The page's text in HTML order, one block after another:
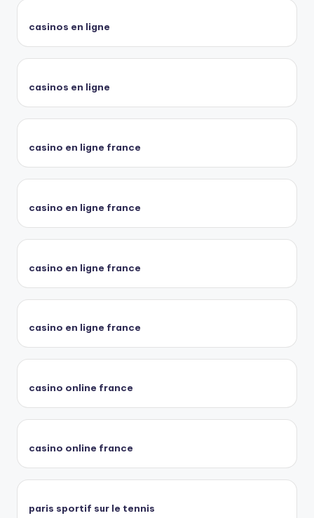
casinos en ligne
casinos en ligne
casino en ligne france
casino en ligne france
casino en ligne france
casino en ligne france
casino online france
casino online france
paris sportif sur le tennis